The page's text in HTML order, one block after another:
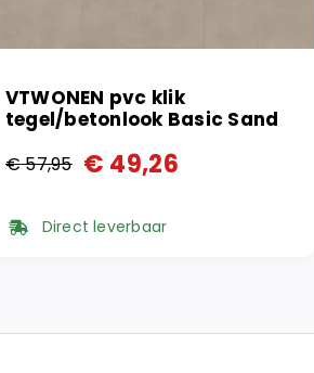
VTWONEN pvc klik
tegel/betonlook Basic Sand
€57,95
Oorspronkelijke
prijs
€ 49,26
Huidige
prijsDirect leverbaar